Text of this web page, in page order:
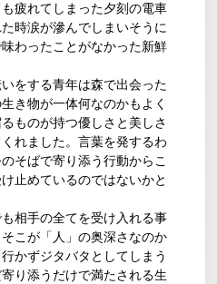
疲れてしまった夕刻の電車
時涙が滲んでしまいそうに
わったことがなかった新鮮
をする青年は森で出会った
き物が一体何なのかもよく
ものが持つ優しさと美しさ
れました。言葉を発するわ
そばで寄り添う行動からこ
止めているのではないかと
相手の全てを受け入れる事
こが「人」の奥深さなのか
かずジタバタとしてしまう
り添うだけで満たされる生